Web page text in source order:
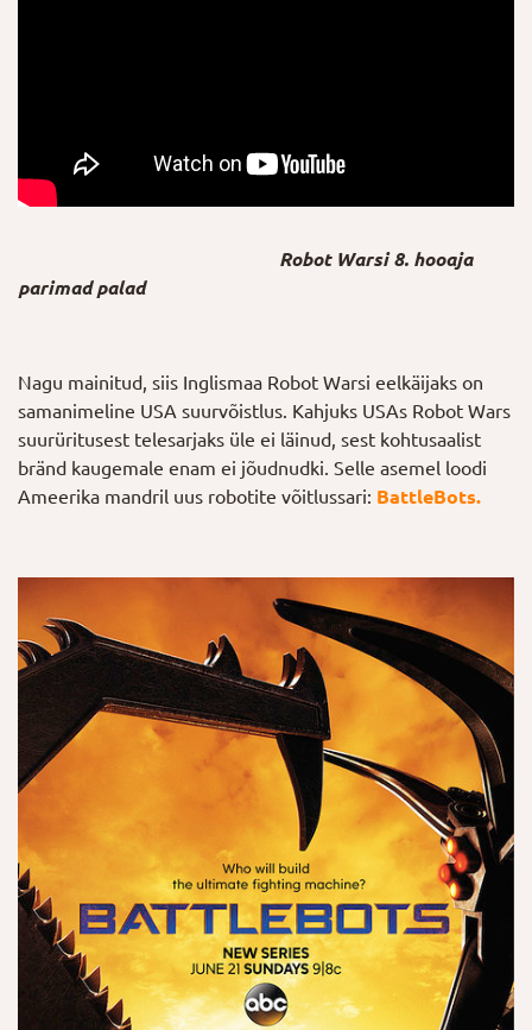
Robot Warsi 8. hooaja
parimad palad
Nagu mainitud, siis Inglismaa Robot Warsi eelkäijaks on
samanimeline USA suurvõistlus. Kahjuks USAs Robot Wars
suurüritusest telesarjaks üle ei läinud, sest kohtusaalist
bränd kaugemale enam ei jõudnudki. Selle asemel loodi
Ameerika mandril uus robotite võitlussari: BattleBots.